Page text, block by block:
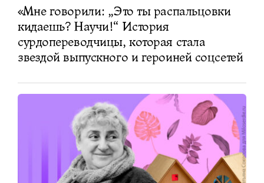
«Мне говорили: „Это ты распальцовки
кидаешь? Научи!“ История
сурдопереводчицы, которая стала
звездой выпускного и героиней соцсетей